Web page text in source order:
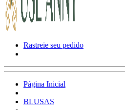
Rastreie seu pedido
Página Inicial
BLUSAS